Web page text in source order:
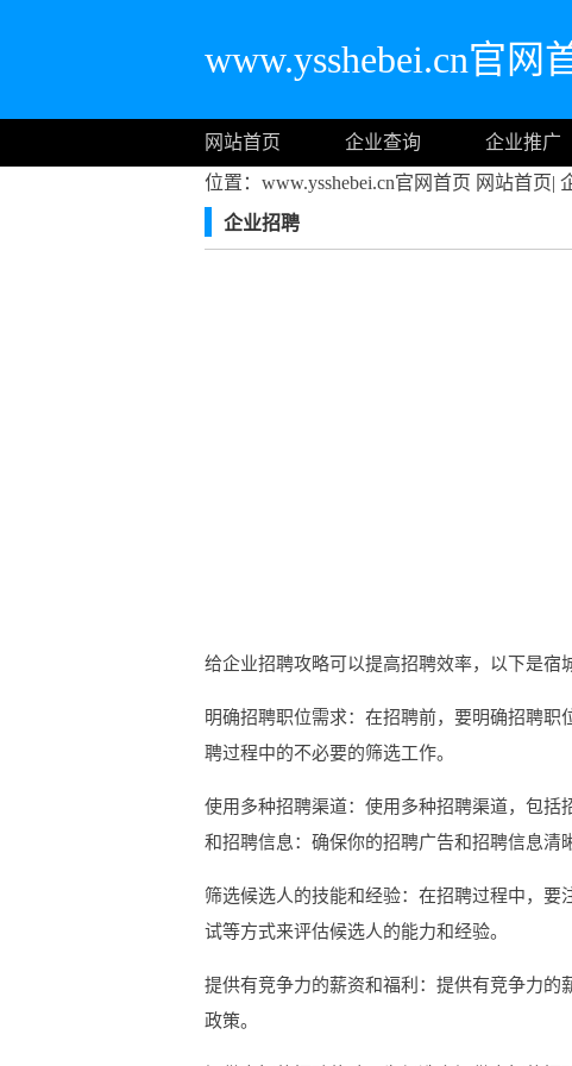
www.ysshebei.cn官网
网站首页 企业查询 企业推广
位置：www.ysshebei.cn官网首页 网站首页|
企业招聘
给企业招聘攻略可以提高招聘效率，以下是宿
明确招聘职位需求：在招聘前，要明确招聘
聘过程中的不必要的筛选工作。
使用多种招聘渠道：使用多种招聘渠道，包
和招聘信息：确保你的招聘广告和招聘信息清
筛选候选人的技能和经验：在招聘过程中，
试等方式来评估候选人的能力和经验。
提供有竞争力的薪资和福利：提供有竞争力的
政策。